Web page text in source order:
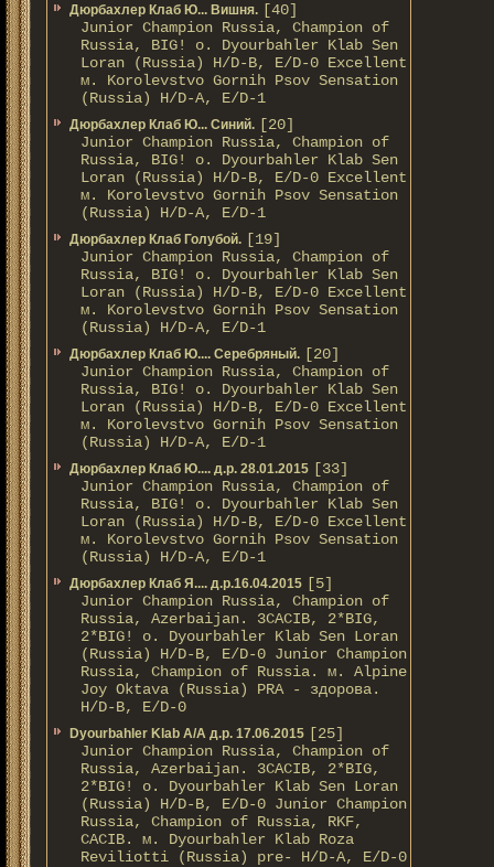
Дюрбахлер Клаб Ю... Вишня. [40]
Junior Champion Russia, Champion of
Russia, BIG! о. Dyourbahler Klab Sen
Loran (Russia) H/D-B, E/D-0 Excellent
м. Korolevstvo Gornih Psov Sensation
(Russia) H/D-A, E/D-1
Дюрбахлер Клаб Ю... Синий. [20]
Junior Champion Russia, Champion of
Russia, BIG! о. Dyourbahler Klab Sen
Loran (Russia) H/D-B, E/D-0 Excellent
м. Korolevstvo Gornih Psov Sensation
(Russia) H/D-A, E/D-1
Дюрбахлер Клаб Голубой. [19]
Junior Champion Russia, Champion of
Russia, BIG! о. Dyourbahler Klab Sen
Loran (Russia) H/D-B, E/D-0 Excellent
м. Korolevstvo Gornih Psov Sensation
(Russia) H/D-A, E/D-1
Дюрбахлер Клаб Ю.... Серебряный. [20]
Junior Champion Russia, Champion of
Russia, BIG! о. Dyourbahler Klab Sen
Loran (Russia) H/D-B, E/D-0 Excellent
м. Korolevstvo Gornih Psov Sensation
(Russia) H/D-A, E/D-1
Дюрбахлер Клаб Ю.... д.р. 28.01.2015 [33]
Junior Champion Russia, Champion of
Russia, BIG! о. Dyourbahler Klab Sen
Loran (Russia) H/D-B, E/D-0 Excellent
м. Korolevstvo Gornih Psov Sensation
(Russia) H/D-A, E/D-1
Дюрбахлер Клаб Я.... д.р.16.04.2015 [5]
Junior Champion Russia, Champion of
Russia, Azerbaijan. 3CACIB, 2*BIG,
2*BIG! о. Dyourbahler Klab Sen Loran
(Russia) H/D-B, E/D-0 Junior Champion
Russia, Champion of Russia. м. Alpine
Joy Oktava (Russia) PRA - здорова.
H/D-B, E/D-0
Dyourbahler Klab A/А д.р. 17.06.2015 [25]
Junior Champion Russia, Champion of
Russia, Azerbaijan. 3CACIB, 2*BIG,
2*BIG! о. Dyourbahler Klab Sen Loran
(Russia) H/D-B, E/D-0 Junior Champion
Russia, Champion of Russia, RKF,
CACIB. м. Dyourbahler Klab Roza
Reviliotti (Russia) pre- H/D-A, E/D-0